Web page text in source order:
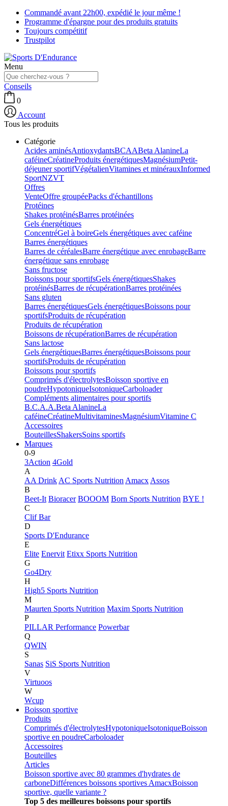
Commandé avant 22h00, expédié le jour même !
Programme d'épargne pour des produits gratuits
Toujours compétitif
Trustpilot
Menu
Conseils
0
Account
Tous les produits
Catégorie
Acides aminésAntioxydantsBCAABeta AlanineLa
caféineCréatineProduits énergétiquesMagnésiumPetit-
déjeuner sportifVégétalienVitamines et minérauxInformed
SportNZVT
Offres
VenteOffre groupéePacks d'échantillons
Protéines
Shakes protéinésBarres protéinées
Gels énergétiques
ConcentréGel à boireGels énergétiques avec caféine
Barres énergétiques
Barres de céréalesBarre énergétique avec enrobageBarre
énergétique sans enrobage
Sans fructose
Boissons pour sportifsGels énergétiquesShakes
protéinésBarres de récupérationBarres protéinées
Sans gluten
Barres énergétiquesGels énergétiquesBoissons pour
sportifsProduits de récupération
Produits de récupération
Boissons de récupérationBarres de récupération
Sans lactose
Gels énergétiquesBarres énergétiquesBoissons pour
sportifsProduits de récupération
Boissons pour sportifs
Comprimés d'électrolytesBoisson sportive en
poudreHypotoniqueIsotoniqueCarboloader
Compléments alimentaires pour sportifs
B.C.A.A.Beta AlanineLa
caféineCréatineMultivitaminesMagnésiumVitamine C
Accessoires
BouteillesShakersSoins sportifs
Marques
0-9
3Action 4Gold
A
AA Drink AC Sports Nutrition Amacx Assos
B
Beet-It Bioracer BOOOM Born Sports Nutrition BYE !
C
Clif Bar
D
Sports D'Endurance
E
Elite Enervit Etixx Sports Nutrition
G
Go4Dry
H
High5 Sports Nutrition
M
Maurten Sports Nutrition Maxim Sports Nutrition
P
PILLAR Performance Powerbar
Q
QWIN
S
Sanas SiS Sports Nutrition
V
Virtuoos
W
Wcup
Boisson sportive
Produits
Comprimés d'électrolytesHypotoniqueIsotoniqueBoisson
sportive en poudreCarboloader
Accessoires
Bouteilles
Articles
Boisson sportive avec 80 grammes d'hydrates de
carboneDifférences boissons sportives AmacxBoisson
sportive, quelle variante ?
Top 5 des meilleures boissons pour sportifs